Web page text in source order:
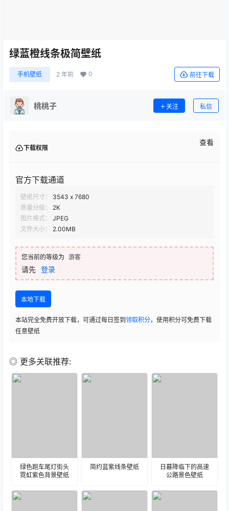
绿蓝橙线条极简壁纸
手机壁纸 2 年前 0 前往下载
桃桃子 关注 私信
下载权限
查看
官方下载通道
壁纸尺寸：
3543 x 7680
质量分级：
2K
图片格式：
JPEG
文件大小：
2.00MB
您当前的等级为 游客
请先 登录
本地下载
本站完全免费开放下载，可通过每日签到 领取积分，使用积分可免费下载
任意壁纸
◎ 更多关联推荐:
绿色跑车尾灯街头
霓虹紫色背景壁纸
简约蓝紫线条壁纸
日暮降临下的高速
公路景色壁纸